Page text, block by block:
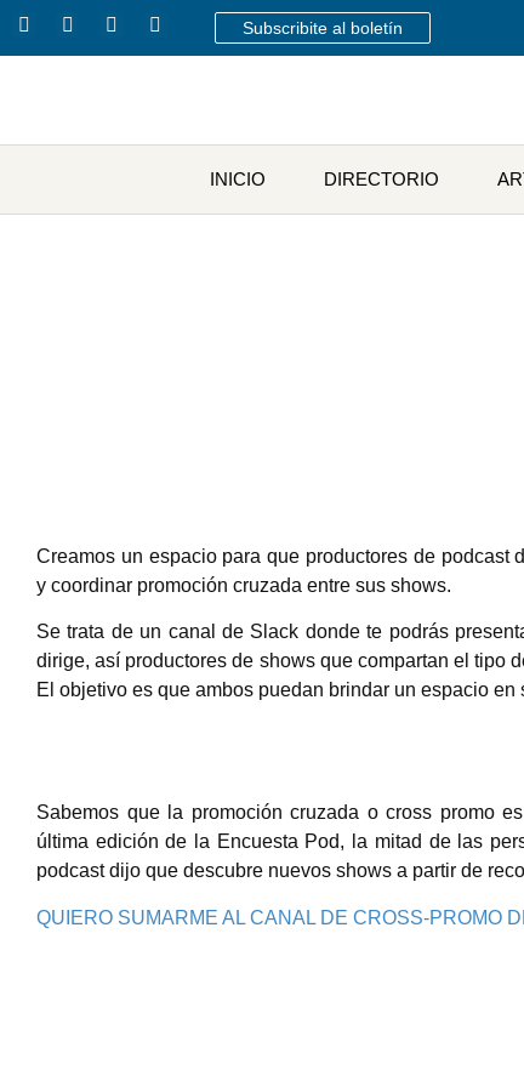
Subscribite al boletín
INICIO DIRECTORIO
Creamos un espacio para que productores de podcast
y coordinar promoción cruzada entre sus shows.
Se trata de un canal de Slack donde te podrás
dirige,así productores de shows que compartan el tipo
El objetivo es que ambos puedan brindar un espacio
Sabemos que la promoción cruzada o cross promo
última edición de la Encuesta Pod, la mitad de las
podcast dijo que descubre nuevos shows a partir de
QUIERO SUMARME AL CANAL DE CROSS-PROMO